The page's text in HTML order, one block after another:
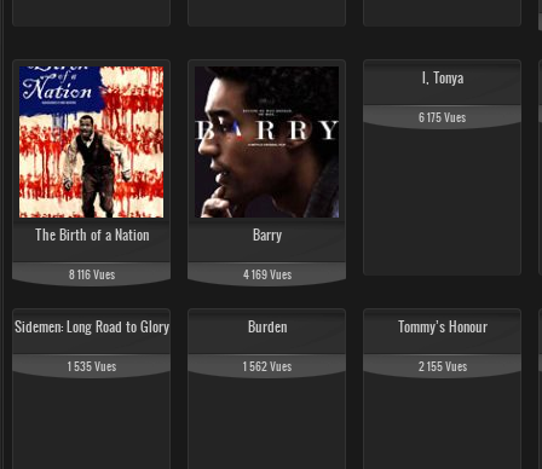
16 838 Vues 16 376 Vues
The Birth of a Nation
8 116 Vues
Barry
4 169 Vues
I, Tonya
6 175 Vues
Sidemen: Long Road to Glory
1 535 Vues
Burden
1 562 Vues
Tommy’s Honour
2 155 Vues